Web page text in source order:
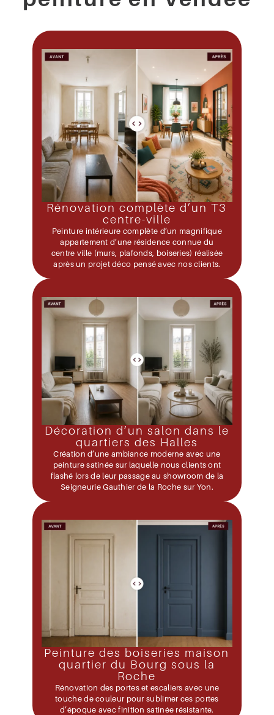
Rénovation complète d’un T3
centre-ville
Peinture intérieure complète d’un magnifique
appartement d’une résidence connue du
centre ville (murs, plafonds, boiseries) réalisée
après un projet déco pensé avec nos clients.
Décoration d’un salon dans le
quartiers des Halles
Création d’une ambiance moderne avec une
peinture satinée sur laquelle nous clients ont
flashé lors de leur passage au showroom de la
Seigneurie Gauthier de la Roche sur Yon.
Peinture des boiseries maison
quartier du Bourg sous la
Roche
Rénovation des portes et escaliers avec une
touche de couleur pour sublimer ces portes
d’époque avec finition satinée résistante.